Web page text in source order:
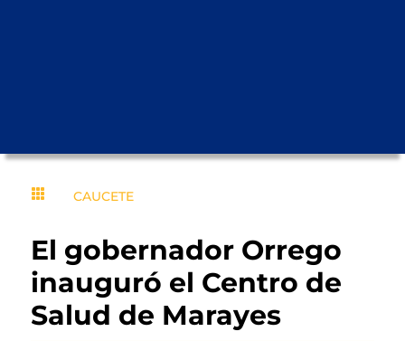
 CAUCETE
El gobernador Orrego
inauguró el Centro de
Salud de Marayes